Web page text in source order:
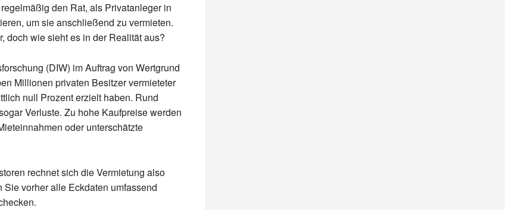
den Rat, als Privatanleger in
um sie anschließend zu vermieten.
doch wie sieht es in der Realität aus?
(DIW) im Auftrag von Wertgrund
Millionen privaten Besitzer vermieteter
null Prozent erzielt haben. Rund
Verluste. Zu hohe Kaufpreise werden
oder unterschätzte
rechnet sich die Vermietung also
vorher alle Eckdaten umfassend